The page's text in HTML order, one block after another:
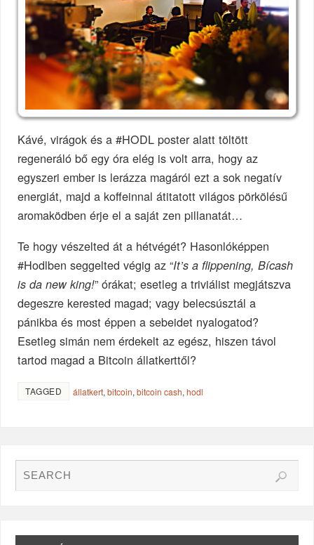
Kávé, virágok és a #HODL poster alatt töltött
regeneráló bő egy óra elég is volt arra, hogy az
egyszeri ember is lerázza magáról ezt a sok negatív
energiát, majd a koffeinnal átitatott világos pörkölésű
aromaködben érje el a saját zen pillanatát…
Te hogy vészelted át a hétvégét? Hasonlóképpen
#Hodlben seggelted végig az “It’s a flippening, Bícash
is da new king!” órákat; esetleg a triviálist megjátszva
degeszre kerested magad; vagy belecsúsztál a
pánikba és most éppen a sebeidet nyalogatod?
Esetleg simán nem érdekelt az egész, hiszen távol
tartod magad a Bitcoin állatkerttől?
TAGGED állatkert,bitcoin,bitcoin cash,hodl